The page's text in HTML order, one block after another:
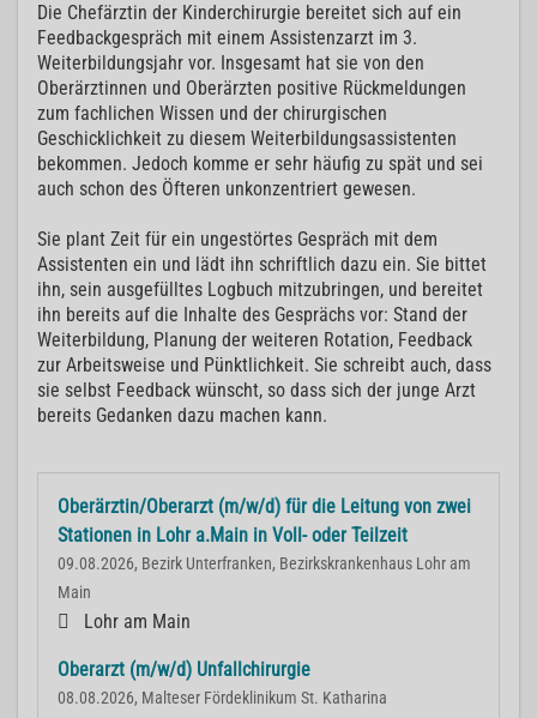
Die Chefärztin der Kinderchirurgie bereitet sich auf ein
Feedbackgespräch mit einem Assistenzarzt im 3.
Weiterbildungsjahr vor. Insgesamt hat sie von den
Oberärztinnen und Oberärzten positive Rückmeldungen
zum fachlichen Wissen und der chirurgischen
Geschicklichkeit zu diesem Weiterbildungsassistenten
bekommen. Jedoch komme er sehr häufig zu spät und sei
auch schon des Öfteren unkonzentriert gewesen.
Sie plant Zeit für ein ungestörtes Gespräch mit dem
Assistenten ein und lädt ihn schriftlich dazu ein. Sie bittet
ihn, sein ausgefülltes Logbuch mitzubringen, und bereitet
ihn bereits auf die Inhalte des Gesprächs vor: Stand der
Weiterbildung, Planung der weiteren Rotation, Feedback
zur Arbeitsweise und Pünktlichkeit. Sie schreibt auch, dass
sie selbst Feedback wünscht, so dass sich der junge Arzt
bereits Gedanken dazu machen kann.
Oberärztin/Oberarzt (m/w/d) für die Leitung von zwei
Stationen in Lohr a.Main in Voll- oder Teilzeit
09.08.2026, Bezirk Unterfranken, Bezirkskrankenhaus Lohr am
Main
Lohr am Main
Oberarzt (m/w/d) Unfallchirurgie
08.08.2026, Malteser Fördeklinikum St. Katharina